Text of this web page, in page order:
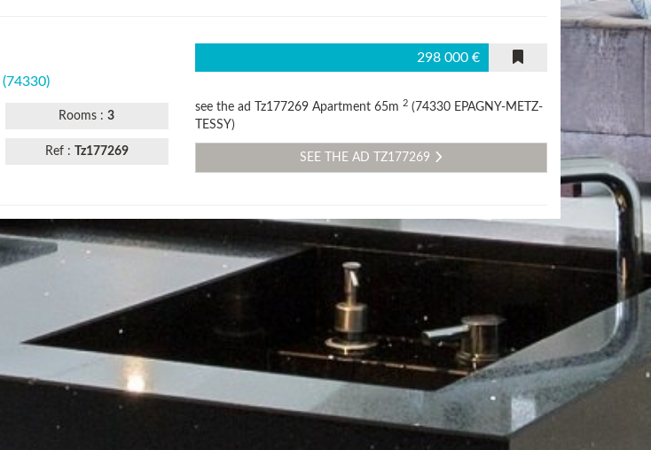
(74330)
​Rooms​ :3
Ref : Tz177269
298 000 €
see the ad Tz177269 Apartment 65m 2(74330 EPAGNY-METZ-
TESSY)
SEE THE AD TZ177269